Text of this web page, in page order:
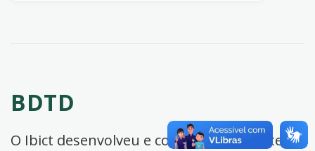
BDTD
O Ibict desenvolveu e coordena a Biblioteca